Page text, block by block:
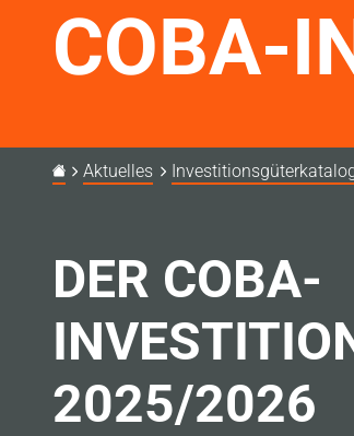
COBA-
Aktuelles
DER COBA-
2025/2026